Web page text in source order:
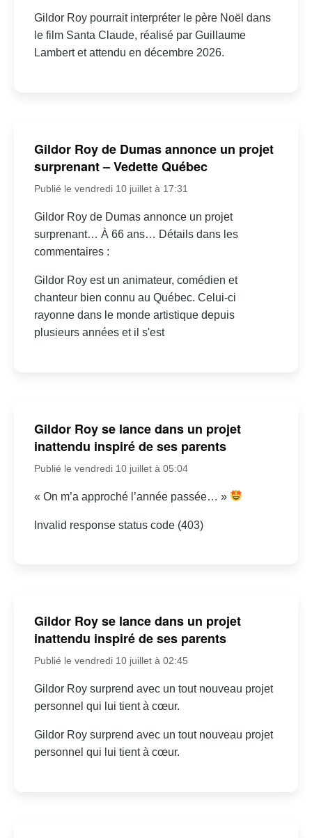
Gildor Roy pourrait interpréter le père Noël dans
le film Santa Claude, réalisé par Guillaume
Lambert et attendu en décembre 2026.
Gildor Roy de Dumas annonce un projet
surprenant – Vedette Québec
Publié le vendredi 10 juillet à 17:31
Gildor Roy de Dumas annonce un projet
surprenant… À 66 ans… Détails dans les
commentaires :
Gildor Roy est un animateur, comédien et
chanteur bien connu au Québec. Celui-ci
rayonne dans le monde artistique depuis
plusieurs années et il s'est
Gildor Roy se lance dans un projet
inattendu inspiré de ses parents
Publié le vendredi 10 juillet à 05:04
« On m’a approché l’année passée… »
Invalid response status code (403)
Gildor Roy se lance dans un projet
inattendu inspiré de ses parents
Publié le vendredi 10 juillet à 02:45
Gildor Roy surprend avec un tout nouveau projet
personnel qui lui tient à cœur.
Gildor Roy surprend avec un tout nouveau projet
personnel qui lui tient à cœur.